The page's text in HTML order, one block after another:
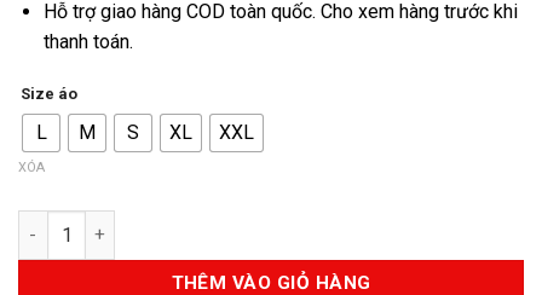
Hỗ trợ giao hàng COD toàn quốc. Cho xem hàng trước khi
thanh toán.
Size áo
L M S XL XXL
XÓA
Số lượng
THÊM VÀO GIỎ HÀNG